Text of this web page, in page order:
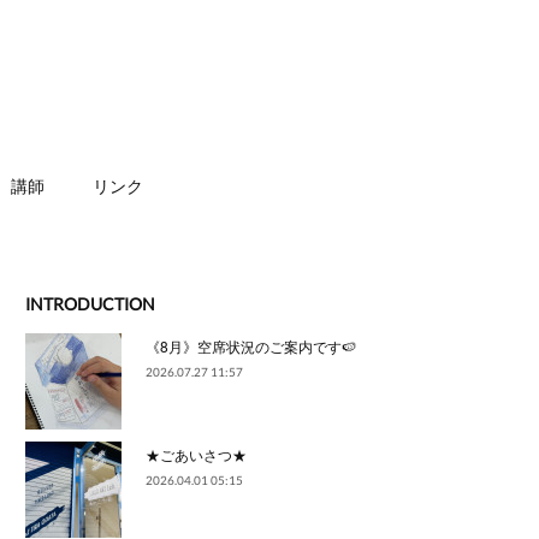
講師 リンク
INTRODUCTION
《8月》空席状況のご案内です🍉
2026.07.27 11:57
★ごあいさつ★
2026.04.01 05:15